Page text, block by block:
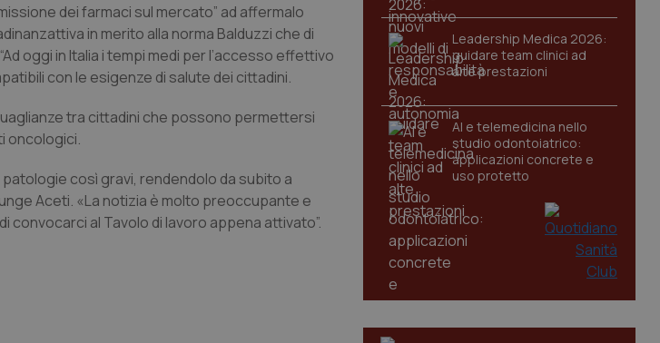
dei farmaci sul mercato” ad affermalo
in merito alla norma Balduzzi che di
oggi in Italia i tempi medi per l’accesso effettivo
con le esigenze di salute dei cittadini.
tra cittadini che possono permettersi
oncologici.
così gravi, rendendolo da subito a
Aceti. «La notizia è molto preoccupante e
convocarci al Tavolo di lavoro appena attivato”.
Leadership Medica 2026:
guidare team clinici ad
alte prestazioni
AI e telemedicina nello
studio odontoiatrico:
applicazioni concrete e
uso protetto